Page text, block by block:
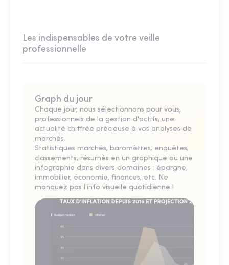
Les indispensables de votre veille
professionnelle
Graph du jour
Chaque jour, nous sélectionnons pour vous,
professionnels de la gestion d'actifs, une
actualité chiffrée précieuse à vos analyses de
marchés.
Statistiques marchés, baromètres, enquêtes,
classements, résumés en un graphique ou une
infographie dans divers domaines : épargne,
immobilier, économie, finances, etc. Ne
manquez pas l'info visuelle quotidienne !